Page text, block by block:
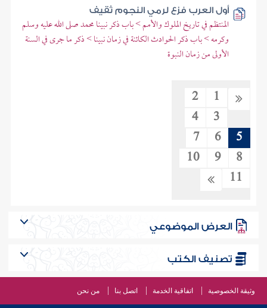
أول العرب فزع لرمي النجوم ثقيف
المنتظم في تاريخ الملوك والأمم > باب ذكر نبينا محمد صلى الله عليه وسلم
وكرمه > باب ذكر الحوادث الكائنة في زمان نبينا > ذكر ما جرى في السنة
الأولى من زمان النبوة
1
2
3
4
5
6
7
8
9
10
11
العرض الموضوعي
تصنيف الكتب
وثيقة الخصوصية اتفاقية الخدمة اتصل بنا من نحن